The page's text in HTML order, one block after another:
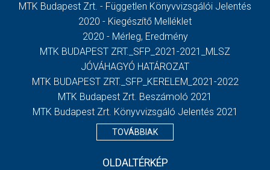
MTK Budapest Zrt. - Független Könyvvizsgálói Jelentés
2020 - Kiegészítő Melléklet
2020 - Mérleg, Eredmény
MTK BUDAPEST ZRT._SFP_2021-2021_MLSZ
JÓVÁHAGYÓ HATÁROZAT
MTK BUDAPEST ZRT._SFP_KERELEM_2021-2022
MTK Budapest Zrt. Beszámoló 2021
MTK Budapest Zrt. Könyvvizsgáló Jelentés 2021
TOVÁBBIAK
OLDALTÉRKÉP